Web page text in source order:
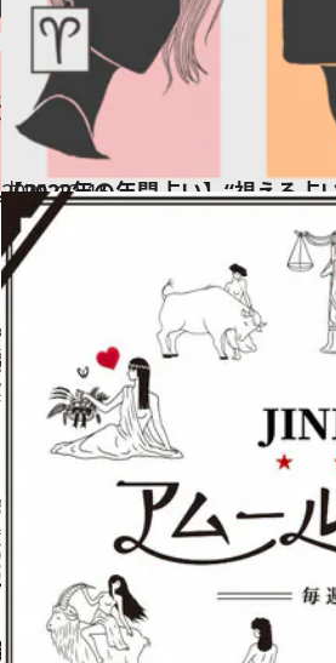
2021.12.15
【2022年の年間占い】“視える占
占い